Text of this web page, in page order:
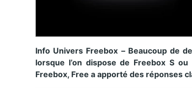
Info Univers Freebox – Beaucoup de
lorsque l’on dispose de Freebox S
Freebox, Free a apporté des réponses